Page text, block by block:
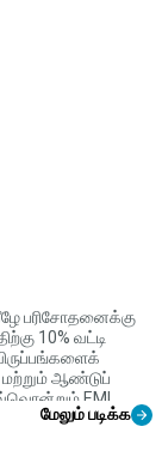
பரிசோதனைக்கு
10% வட்டி
ஆண்டுப்
EMI
மேலும் படிக்க